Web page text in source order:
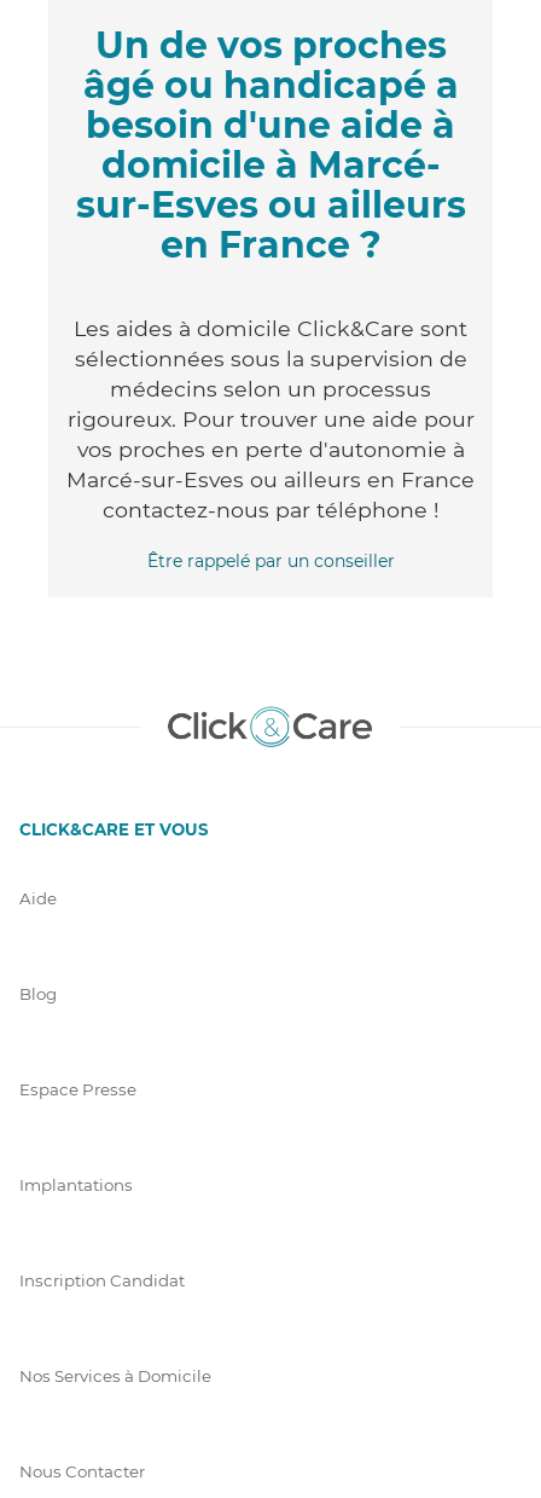
Un de vos proches
âgé ou handicapé a
besoin d'une aide à
domicile à Marcé-
sur-Esves ou ailleurs
en France ?
Les aides à domicile Click&Care sont
sélectionnées sous la supervision de
médecins selon un processus
rigoureux. Pour trouver une aide pour
vos proches en perte d'autonomie à
Marcé-sur-Esves ou ailleurs en France
contactez-nous par téléphone !
Être rappelé par un conseiller
CLICK&CARE ET VOUS
Aide
Blog
Espace Presse
Implantations
Inscription Candidat
Nos Services à Domicile
Nous Contacter